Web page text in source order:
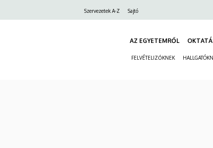
Szervezetek A-Z Sajtó
AZ EGYETEMRŐL
FELVÉTELIZŐKNEK